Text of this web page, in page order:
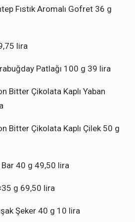
Fıstık Aromalı Gofret 36 g
lira
Patlağı 100 g 39 lira
Bitter Çikolata Kaplı Yaban
Bitter Çikolata Kaplı Çilek 50 g
40 g 49,50 lira
g 69,50 lira
Şeker 40 g 10 lira